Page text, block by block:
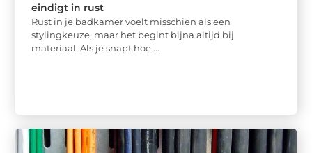
eindigt in rust
Rust in je badkamer voelt misschien als een
stylingkeuze, maar het begint bijna altijd bij
materiaal. Als je snapt hoe ...